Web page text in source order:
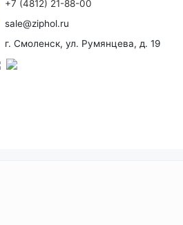
+7 (4812) 21-88-00
sale@ziphol.ru
г. Смоленск, ул. Румянцева, д. 19